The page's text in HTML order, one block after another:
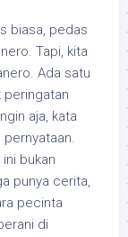
biasa, pedas
Tapi, kita
Ada satu
peringatan
aja, kata
bukan
punya cerita,
pecinta
di